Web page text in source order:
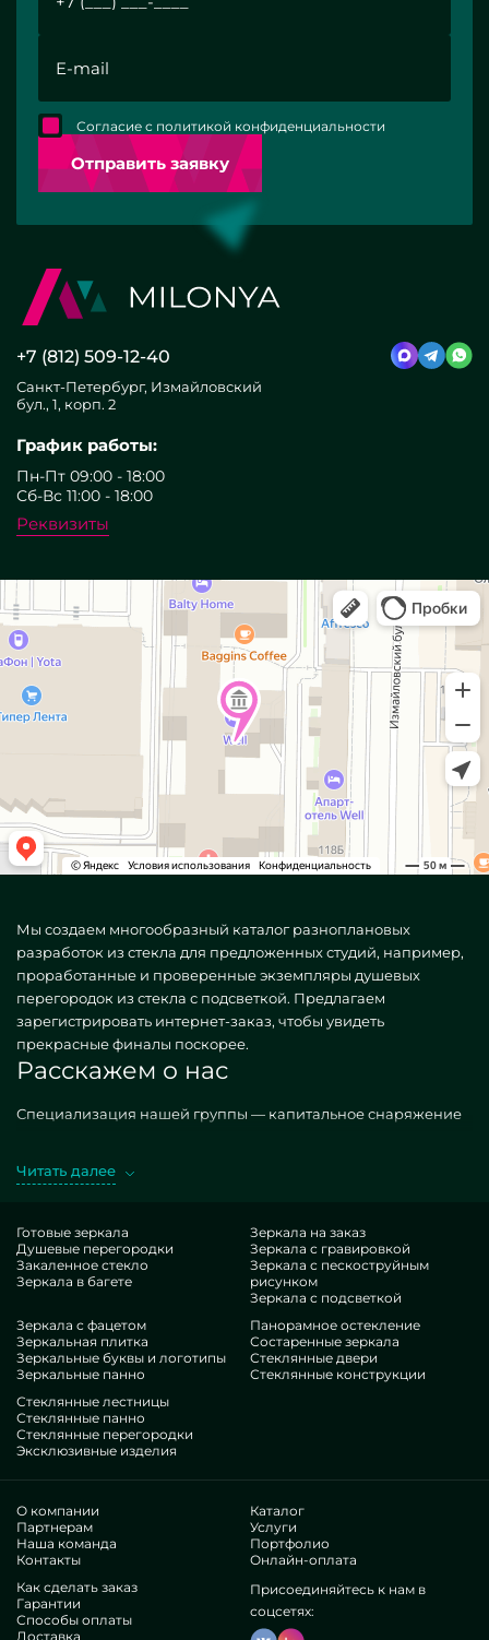
Отправить заявку
Согласие с политикой конфиденциальности
+7 (812) 509-12-40
Санкт-Петербург, Измайловский
бул., 1, корп. 2
График работы:
Пн-Пт 09:00 - 18:00
Сб-Вс 11:00 - 18:00
Реквизиты
Мы создаем многообразный каталог разноплановых
разработок из стекла для предложенных студий, например,
проработанные и проверенные экземпляры душевых
перегородок из стекла с подсветкой. Предлагаем
зарегистрировать интернет-заказ, чтобы увидеть
прекрасные финалы поскорее.
Расскажем о нас
Специализация нашей группы — капитальное снаряжение
Шикарный случай — Стеклянные перегородки для душа с
MILONYA, вы уверенно догадываетесь, что это изумительный
итог, с оптимальной ставкой, не уступающий конкурентным
аналогам. Если вы жаждете изменить свои локации,
подбавить им стиля, своеобразия, наверняка расцените
наши вещи, от душевых перегородок из стекла с подсветкой
и до бесконечных предметов.
Компетенции нашей группы
В нашем наборе — спецы весьма разнокалиберных ниш. У
всех ценные экспириенс, что ублаготворит даже
требовательных клиентов. Упорно корпят над
прокачиванием соответствующих квалификаций, понимают,
как адаптироваться в проблемных ситуациях. Поставят и
ассемблируют Стеклянные перегородки для душа с
подсветкой капитально.
фирм и неофициальных людей. Обилие высоких
рецензий —узнайте персонально.
Трудимся без медиумов, это помогает улучшить
Читать далее
Готовые зеркала
Душевые перегородки
Закаленное стекло
Зеркала в багете
Зеркала на заказ
Зеркала с гравировкой
Зеркала с пескоструйным
рисунком
Зеркала с подсветкой
Зеркала с фацетом
Зеркальная плитка
Зеркальные буквы и логотипы
Зеркальные панно
Панорамное остекление
Состаренные зеркала
Стеклянные двери
Стеклянные конструкции
Стеклянные лестницы
Стеклянные панно
Стеклянные перегородки
Эксклюзивные изделия
О компании
Партнерам
Наша команда
Контакты
Каталог
Услуги
Портфолио
Онлайн-оплата
Как сделать заказ
Гарантии
Способы оплаты
Доставка
Присоединяйтесь к нам в
соцсетях: